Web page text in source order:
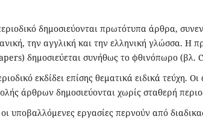
δημοσιεύονται πρωτότυπα άρθρα,
την αγγλική και την ελληνική γλώσσα. Η
δημοσιεύεται συνήθως το φθινόπωρο (βλ.
εκδίδει επίσης θεματικά ειδικά τεύχη.
άρθρων δημοσιεύονται χωρίς σταθερή
υποβαλλόμενες εργασίες περνούν από